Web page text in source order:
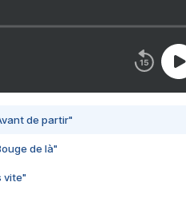
de partir"
de là"
vite"